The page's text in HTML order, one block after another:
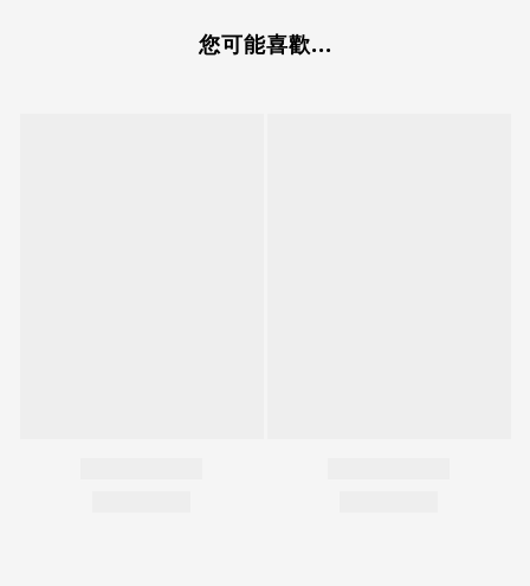
您可能喜歡...